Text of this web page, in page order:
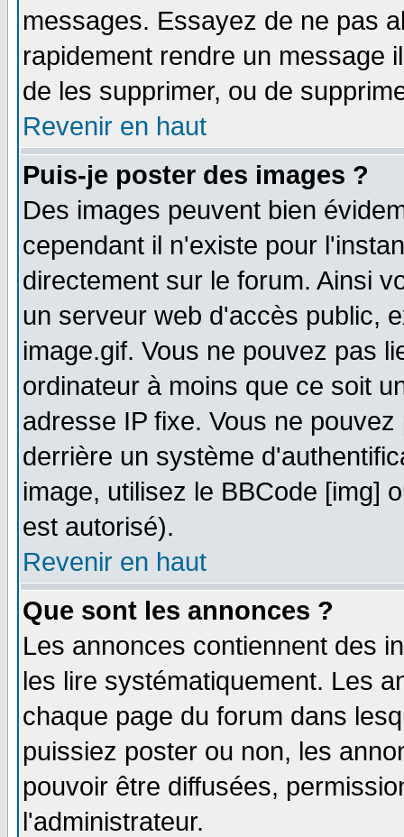
messages. Essayez de ne pas
rapidement rendre un message
de les supprimer, ou de
Revenir en haut
Puis-je poster des images ?
Des images peuvent bien
cependant il n'existe pour
directement sur le forum. Ainsi
un serveur web d'accès public,
image.gif. Vous ne pouvez pas
ordinateur à moins que ce soit
adresse IP fixe. Vous ne
derrière un système
image, utilisez le BBCode [img]
est autorisé).
Revenir en haut
Que sont les annonces ?
Les annonces contiennent des
les lire systématiquement. Les
chaque page du forum dans
puissiez poster ou non, les
pouvoir être diffusées,
l'administrateur.